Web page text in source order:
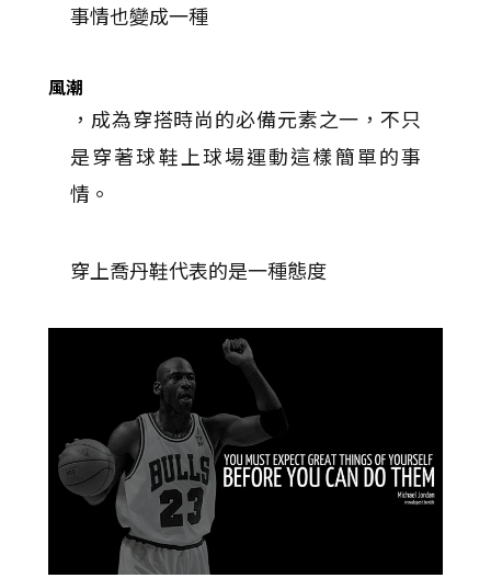
事情也變成一種
風潮
，成為穿搭時尚的必備元素之一，不只
是穿著球鞋上球場運動這樣簡單的事
情。
穿上喬丹鞋代表的是一種態度